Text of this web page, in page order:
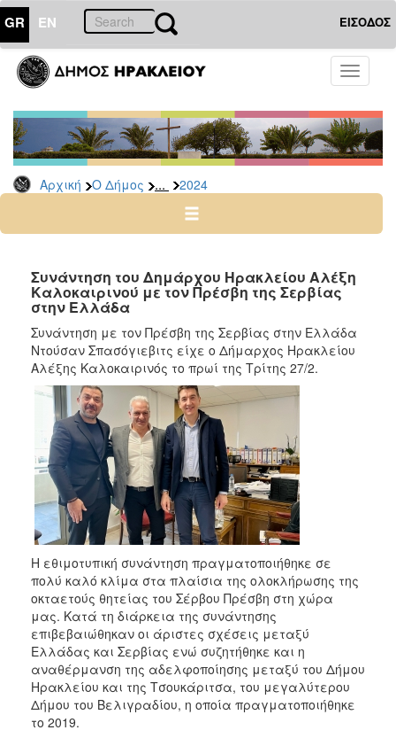
GR EN ΕΙΣΟΔΟΣ
Toggle
Αρχική Ο Δήμος ... 2024
ΔΗΜΟΣ
Δελτία
Τύπου
Αρχείο
2026
2024
2022
2020
2019
2018
2017
2016
2015
2013
2012
2011
2010
2006
ΤΟΠΟΣ
Συνάντηση του Δημάρχου Ηρακλείου Αλέξη
Καλοκαιρινού με τον Πρέσβη της Σερβίας
στην Ελλάδα
Συνάντηση με τον Πρέσβη της Σερβίας στην Ελλάδα
Ντούσαν Σπασόγιεβιτς είχε ο Δήμαρχος Ηρακλείου
Αλέξης Καλοκαιρινός το πρωί της Τρίτης 27/2.
Η εθιμοτυπική συνάντηση πραγματοποιήθηκε σε
πολύ καλό κλίμα στα πλαίσια της ολοκλήρωσης της
οκταετούς θητείας του Σέρβου Πρέσβη στη χώρα
μας. Κατά τη διάρκεια της συνάντησης
επιβεβαιώθηκαν οι άριστες σχέσεις μεταξύ
Ελλάδας και Σερβίας ενώ συζητήθηκε και η
αναθέρμανση της αδελφοποίησης μεταξύ του Δήμου
Ηρακλείου και της Τσουκάριτσα, του μεγαλύτερου
Δήμου του Βελιγραδίου, η οποία πραγματοποιήθηκε
το 2019.